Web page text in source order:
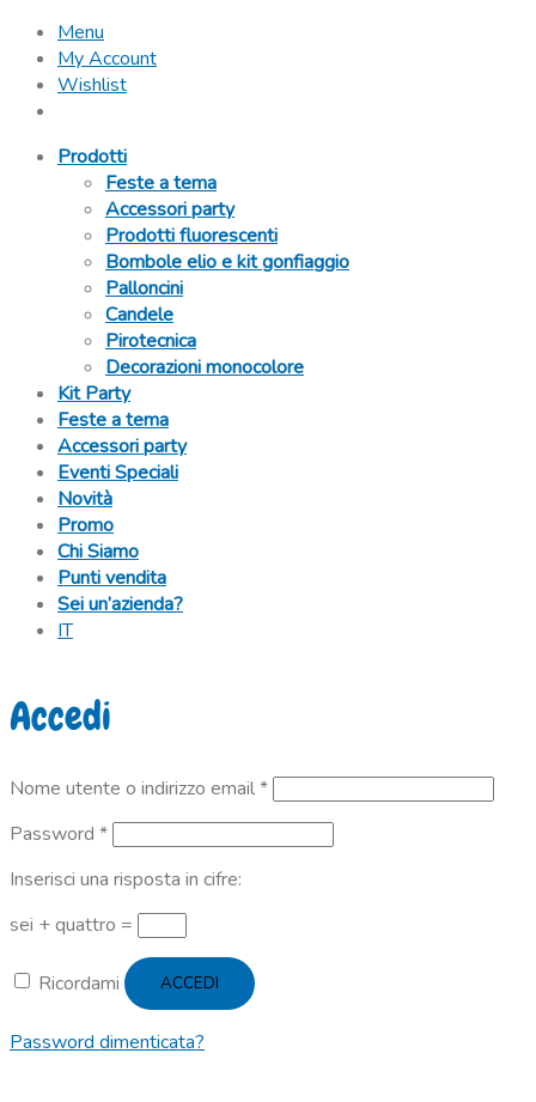
Menu
My Account
Wishlist
Prodotti
Feste a tema
Accessori party
Prodotti fluorescenti
Bombole elio e kit gonfiaggio
Palloncini
Candele
Pirotecnica
Decorazioni monocolore
Kit Party
Feste a tema
Accessori party
Eventi Speciali
Novità
Promo
Chi Siamo
Punti vendita
Sei un’azienda?
IT
Accedi
Nome utente o indirizzo email*Richiesto
Password *Richiesto
Inserisci una risposta in cifre:
sei + quattro =
Ricordami ACCEDI
Password dimenticata?